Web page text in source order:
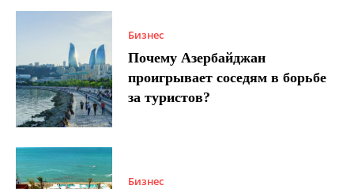
Бизнес
Почему Азербайджан
проигрывает соседям в борьбе
за туристов?
Бизнес